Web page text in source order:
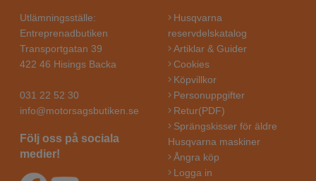
Utlämningsställe:
Entreprenadbutiken
Transportgatan 39
422 46 Hisings Backa
031 22 52 30
info@motorsagsbutiken.se
Följ oss på sociala
medier!
Husqvarna
reservdelskatalog
Artiklar & Guider
Cookies
Köpvillkor
Personuppgifter
Retur(PDF)
Sprängskisser för äldre
Husqvarna maskiner
Ångra köp
Logga in